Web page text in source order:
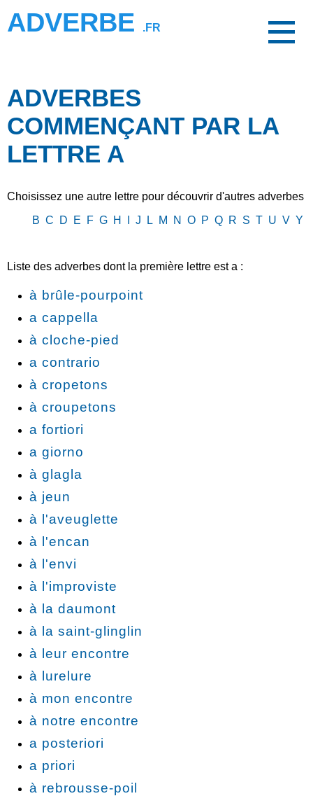
ADVERBE .FR
ADVERBES
COMMENÇANT PAR LA
LETTRE A
Choisissez une autre lettre pour découvrir d'autres adverbes
B C D E F G H J L M N O P Q R S T U V Y
Liste des adverbes dont la première lettre est a :
à brûle-pourpoint
a cappella
à cloche-pied
a contrario
à cropetons
à croupetons
a fortiori
a giorno
à glagla
à jeun
à l'aveuglette
à l'encan
à l'envi
à l'improviste
à la daumont
à la saint-glinglin
à leur encontre
à lurelure
à mon encontre
à notre encontre
a posteriori
a priori
à rebrousse-poil